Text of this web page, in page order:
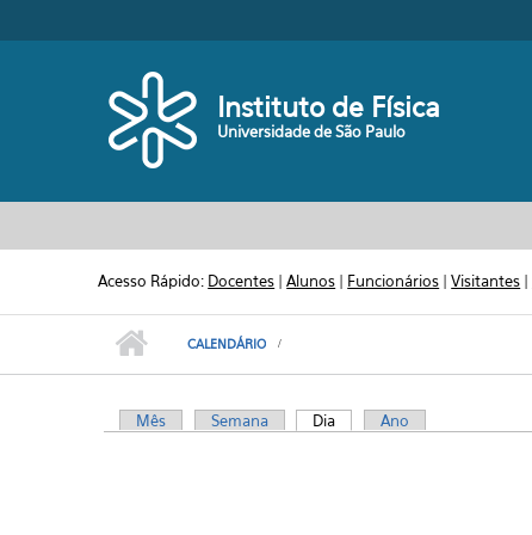
Instituto de Física
Universidade de São Paulo
Acesso Rápido: Docentes |Alunos | Funcionários |Visitantes |
CALENDÁRIO
Mês Semana Dia (aba ativa)
Ano
01
02